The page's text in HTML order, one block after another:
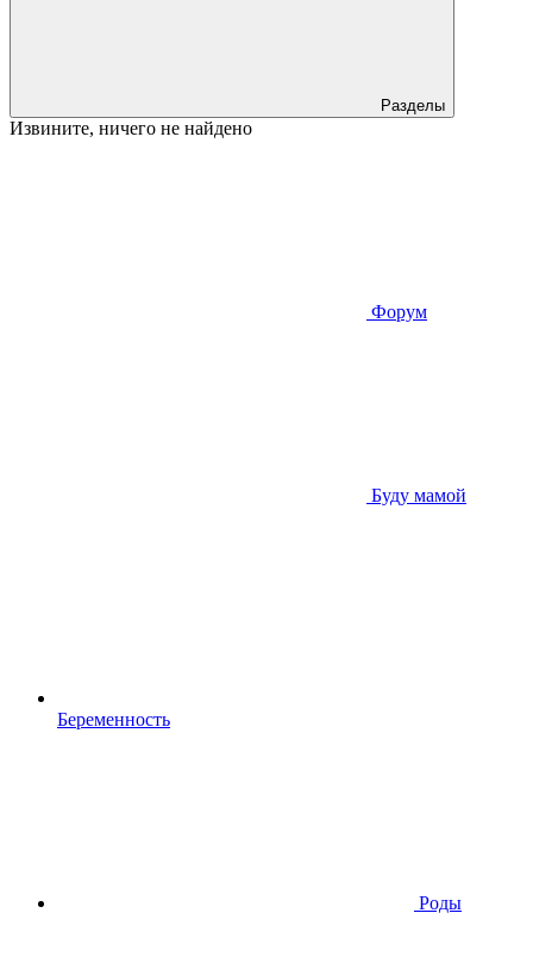
Разделы
Извините, ничего не найдено
Форум
Буду мамой
Беременность
Роды